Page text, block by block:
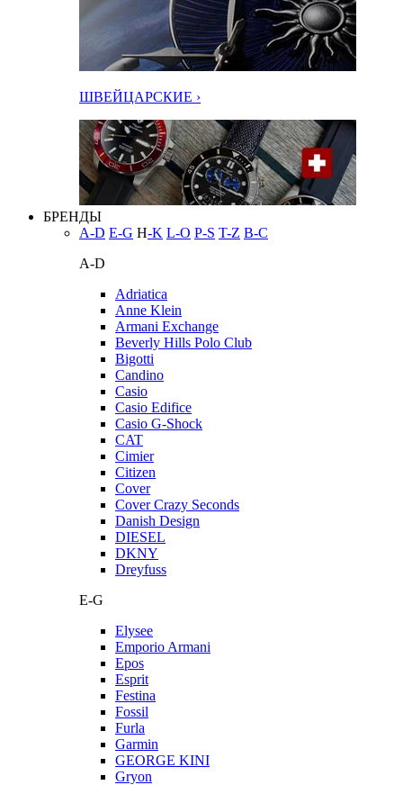
ШВЕЙЦАРСКИЕ ›
БРЕНДЫ
A-D E-G H-K L-O P-S T-Z В-С
A-D
Adriatica
Anne Klein
Armani Exchange
Beverly Hills Polo Club
Bigotti
Candino
Casio
Casio Edifice
Casio G-Shock
CAT
Cimier
Citizen
Cover
Cover Crazy Seconds
Danish Design
DIESEL
DKNY
Dreyfuss
E-G
Elysee
Emporio Armani
Epos
Esprit
Festina
Fossil
Furla
Garmin
GEORGE KINI
Gryon